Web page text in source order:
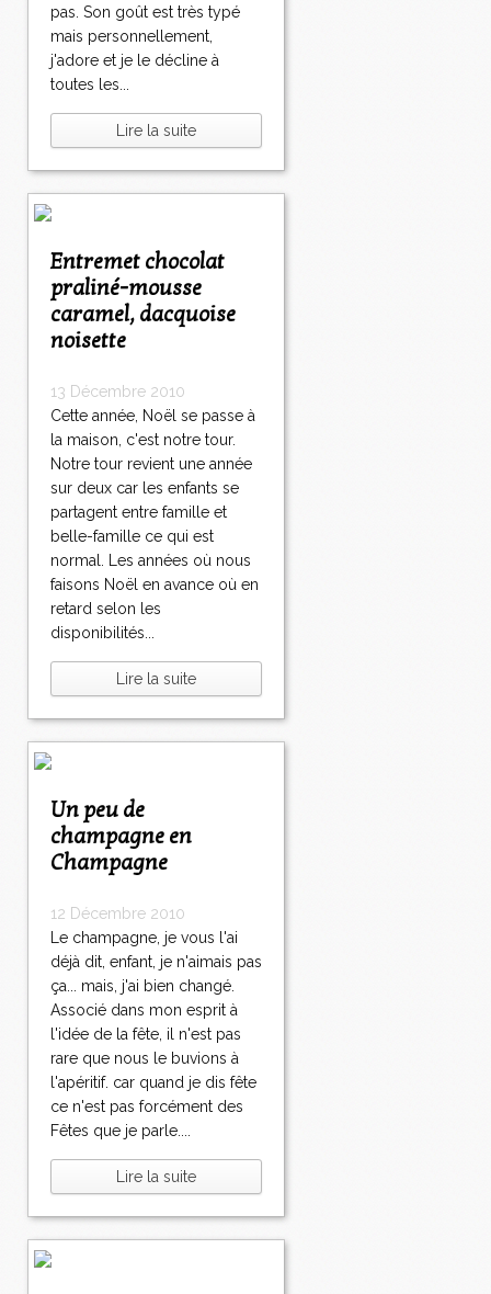
pas. Son goût est très typé
mais personnellement,
j'adore et je le décline à
toutes les...
Lire la suite
Entremet chocolat
praliné-mousse
caramel, dacquoise
noisette
13 Décembre 2010
Cette année, Noël se passe à
la maison, c'est notre tour.
Notre tour revient une année
sur deux car les enfants se
partagent entre famille et
belle-famille ce qui est
normal. Les années où nous
faisons Noël en avance où en
retard selon les
disponibilités...
Lire la suite
Un peu de
champagne en
Champagne
12 Décembre 2010
Le champagne, je vous l'ai
déjà dit, enfant, je n'aimais pas
ça... mais, j'ai bien changé.
Associé dans mon esprit à
l'idée de la fête, il n'est pas
rare que nous le buvions à
l'apéritif. car quand je dis fête
ce n'est pas forcément des
Fêtes que je parle....
Lire la suite